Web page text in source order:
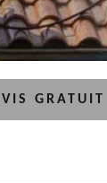
GRATUIT